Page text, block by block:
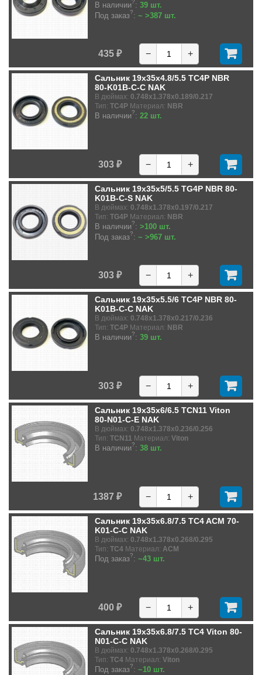
В наличии?: 39 шт.
Под заказ?: ~ >387 шт.
435 ₽ − +
Сальник 19x35x4.8/5.5 TC4P NBR
80-K01B-C-C NAK
В дюймах: 0.748x1.378x0.189/0.217
Тип: TC4P Материал: NBR
В наличии?: 22 шт.
303 ₽ − +
Сальник 19x35x5/5.5 TG4P NBR 80-
K01B-C-S NAK
В дюймах: 0.748x1.378x0.197/0.217
Тип: TG4P Материал: NBR
В наличии?: >100 шт.
Под заказ?: ~ >967 шт.
303 ₽ − +
Сальник 19x35x5.5/6 TC4P NBR 80-
K01B-C-C NAK
В дюймах: 0.748x1.378x0.217/0.236
Тип: TC4P Материал: NBR
В наличии?: 39 шт.
303 ₽ − +
Сальник 19x35x6/6.5 TCN11 Viton
80-N01-C-E NAK
В дюймах: 0.748x1.378x0.236/0.256
Тип: TCN11 Материал: Viton
В наличии?: 38 шт.
1387 ₽ − +
Сальник 19x35x6.8/7.5 TC4 ACM 70-
K01-C-C NAK
В дюймах: 0.748x1.378x0.268/0.295
Тип: TC4 Материал: ACM
Под заказ?: ~43 шт.
400 ₽ − +
Сальник 19x35x6.8/7.5 TC4 Viton 80-
N01-C-C NAK
В дюймах: 0.748x1.378x0.268/0.295
Тип: TC4 Материал: Viton
Под заказ?: ~10 шт.